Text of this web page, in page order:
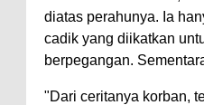
diatas perahunya. Ia
cadik yang diikatkan
berpegangan.
"Dari ceritanya korban,